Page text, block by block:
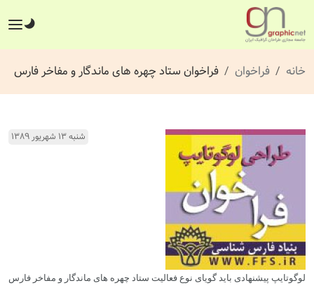
خانه فراخوان فراخوان ستاد چهره های ماندگار و مفاخر فارس
شنبه ۱۳ شهریور ۱۳۸۹
لوگوتایپ پیشنهادی ‌باید گویای نوع فعالیت ستاد چهره های ماندگار و مفاخر فارس